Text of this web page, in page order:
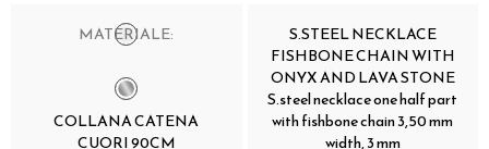
MATERIALE:
COLLANA CATENA
CUORI 90CM
S.STEEL NECKLACE
FISHBONE CHAIN WITH
ONYX AND LAVA STONE
S.steel necklace one half part
with fishbone chain 3,50 mm
width, 3 mm